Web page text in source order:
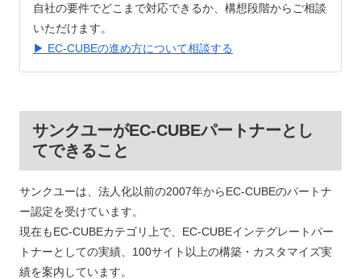
自社の要件でどこまで対応できるか、構想段階からご相談
いただけます。
▶ EC-CUBEの進め方について相談する
サンクユーがEC-CUBEパートナーとし
てできること
サンクユーは、法人化以前の2007年からEC-CUBEのパートナ
ー認定を受けています。
現在もEC-CUBEカテゴリ上で、EC-CUBEインテグレートパー
トナーとしての実績、100サイト以上の構築・カスタマイズ実
績を案内しています。